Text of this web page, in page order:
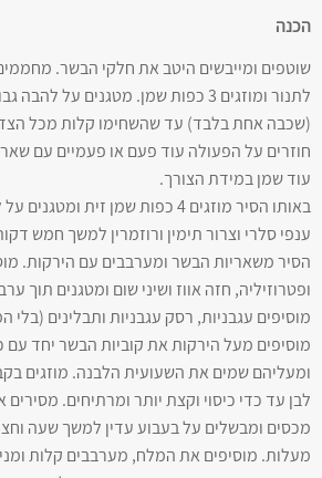
הכנה
שוטפים ומייבשים היטב את חלקי הבשר.
לתנור ומוזגים 3 כפות שמן. מטגנים על
(שכבה אחת בלבד) עד שהשחימו קלות מכל
חוזרים על הפעולה עוד פעם או פעמיים עם
עוד שמן במידת הצורך.
באותו הסיר מוזגים 4 כפות שמן זית
ענפי סלרי וצרור תימין ורוזמרין למשך חמש
הסיר משאריות הבשר ומערבבים עם הירקות.
ופטרוזיליה, חזה אווז ושיני שום ומטגנים תוך
מוסיפים עגבניות, רסק עגבניות ותבלינים (בלי
מוסיפים מעל הירקות את קוביות הבשר יחד עם
ומעליהם שמים את השעועית הלבנה. מוזגים
לבן עד כדי כיסוי וקצת יותר ומרתיחים.
מעלות. מוסיפים את המלח, מערבבים קלות